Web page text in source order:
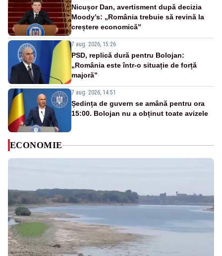
Nicușor Dan, avertisment după decizia
Moody’s: „România trebuie să revină la
creștere economică”
7 aug. 2026, 15:26
PSD, replică dură pentru Bolojan:
„România este într-o situație de forță
majoră”
7 aug. 2026, 14:51
Ședința de guvern se amână pentru ora
15:00. Bolojan nu a obținut toate avizele
ECONOMIE